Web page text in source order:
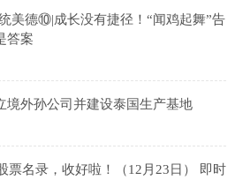
美德⑩|成长没有捷径！“闻鸡起舞”告
答案
境外孙公司并建设泰国生产基地
票名录，收好啦！（12月23日） 即时